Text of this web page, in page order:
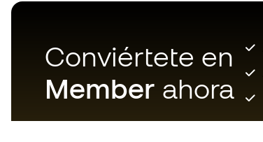
Conviértete en
Member ahora